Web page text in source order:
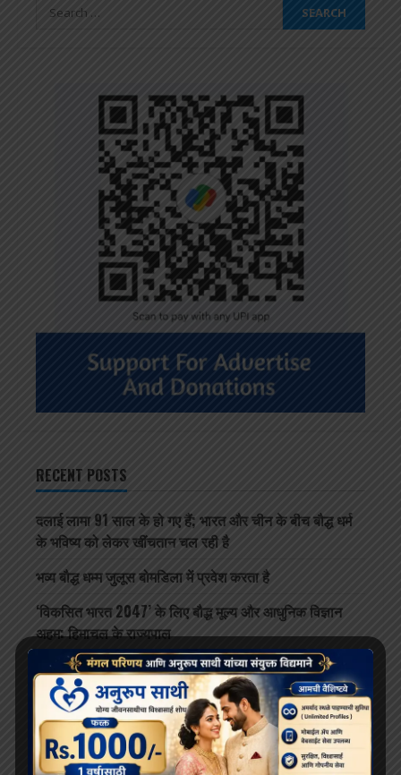
Search
RECENT POSTS
दलाई लामा 91 साल के हो गए हैं; भारत और चीन के बीच बौद्ध धर्म
के भविष्य को लेकर खींचतान चल रही है
भव्य बौद्ध धम्म जुलूस बोमडिला में प्रवेश करता है
‘विकसित भारत 2047’ के लिए बौद्ध मूल्य और आधुनिक विज्ञान
अहम: हिमाचल के राज्यपाल
थाईलैंड के महामहिम राजा ने सड़क दुर्घटना में घायल भिक्षुओं की
देखभाल की जिम्मेदारी ली, शाही संरक्षण में होगा उपचार
दलाई लामा लद्दाख लौटे, भारत के हिमालयी बौद्ध संबंधों को और
मज़बूत किया